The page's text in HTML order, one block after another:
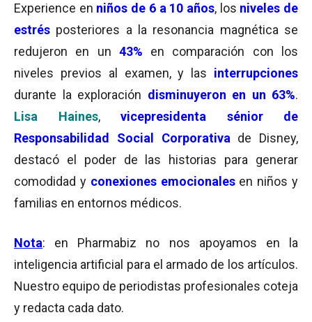
Experience en niños de 6 a 10 años, los niveles de
estrés posteriores a la resonancia magnética se
redujeron en un 43% en comparación con los
niveles previos al examen, y las interrupciones
durante la exploración disminuyeron en un 63%.
Lisa Haines, vicepresidenta sénior de
Responsabilidad Social Corporativa de Disney,
destacó el poder de las historias para generar
comodidad y conexiones emocionales en niños y
familias en entornos médicos.
Nota: en Pharmabiz no nos apoyamos en la
inteligencia artificial para el armado de los artículos.
Nuestro equipo de periodistas profesionales coteja
y redacta cada dato.